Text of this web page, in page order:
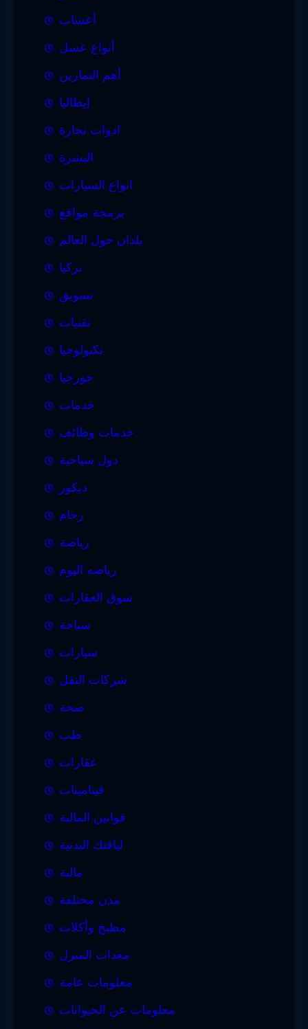
أعشاب
أنواع عسل
أهم التمارين
إيطاليا
ادوات نجارة
البشرة
انواع السيارات
برمجة مواقع
بلدان حول العالم
تركيا
تسويق
تقنيات
تكنولوجيا
جورجيا
خدمات
خدمات وظائف
دول سياحية
ديكور
رخام
رياضة
رياضه اليوم
سوق العقارات
سياحة
سيارات
شركات النقل
صحة
طب
عقارات
فيتامينات
قوانين المالية
لياقتك البدنية
مالية
مدن مختلفة
مطبخ وأكلات
معدات المنزل
معلومات عامة
معلومات عن الحيوانات